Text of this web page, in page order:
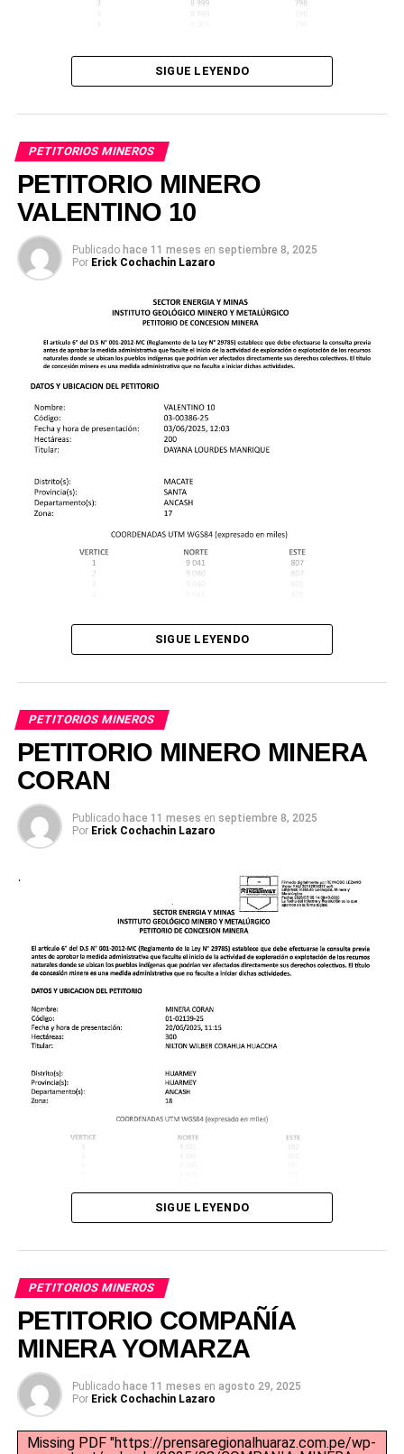
SIGUE LEYENDO
PETITORIOS MINEROS
PETITORIO MINERO
VALENTINO 10
Publicado hace 11 meses en septiembre 8, 2025
Por Erick Cochachin Lazaro
SIGUE LEYENDO
PETITORIOS MINEROS
PETITORIO MINERO MINERA
CORAN
Publicado hace 11 meses en septiembre 8, 2025
Por Erick Cochachin Lazaro
SIGUE LEYENDO
PETITORIOS MINEROS
PETITORIO COMPAÑÍA
MINERA YOMARZA
Publicado hace 11 meses en agosto 29, 2025
Por Erick Cochachin Lazaro
Missing PDF "https://prensaregionalhuaraz.com.pe/wp-